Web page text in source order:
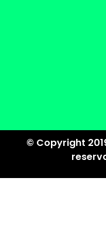
© Copyright